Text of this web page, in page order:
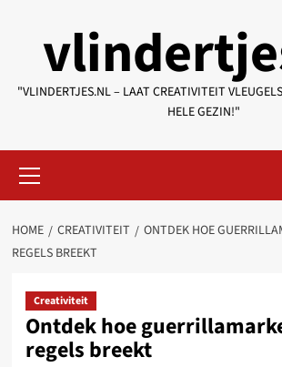
content
"VLINDERTJES.NL – LAAT CREATIVITEIT
HELE GEZIN!"
Menu
HOME CREATIVITEIT
ONTDEK HOE
REGELS BREEKT
Creativiteit
Ontdek hoe
regels breekt